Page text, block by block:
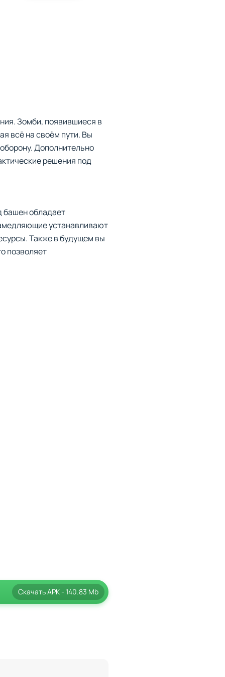
Зомби, появившиеся в
всё на своём пути. Вы
Дополнительно
решения под
башен обладает
устанавливают
Также в будущем вы
позволяет
СкачатьAPK- 140.83 Mb